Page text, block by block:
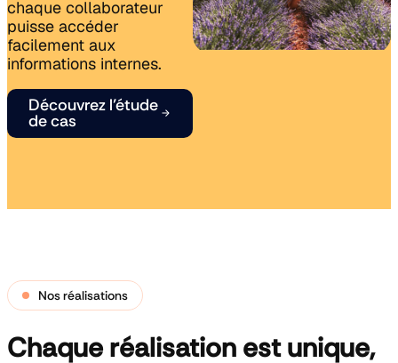
Accompagnement
& Formation
Intranet
sur-mesure
Voir nos
références
Voir nos
références
chaque collaborateur
puisse accéder
facilement aux
informations internes.
Découvrez l’étude
de cas
Nos réalisations
Chaque réalisation est unique,